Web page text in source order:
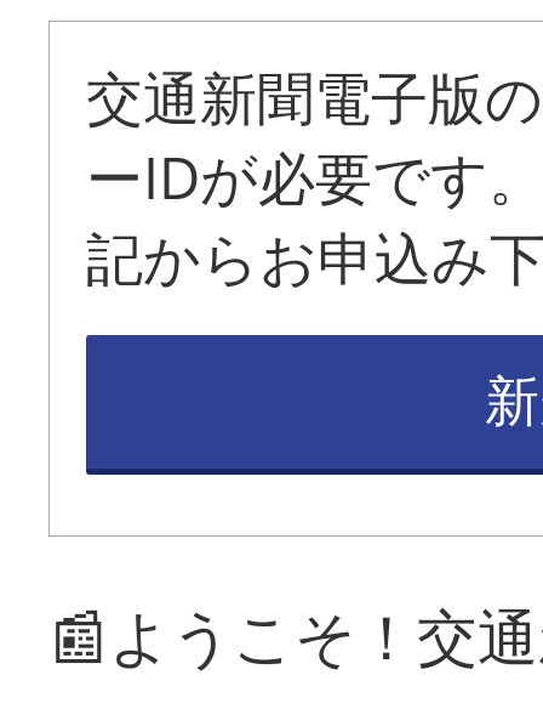
交通新聞電子版
ーIDが必要です
記からお申込み
📰ようこそ！交